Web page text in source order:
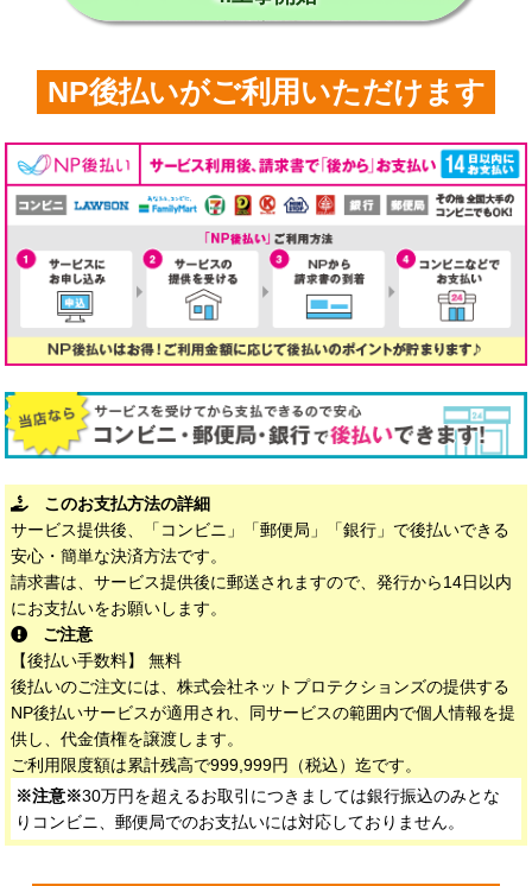
NP後払いがご利用いただけます
このお支払方法の詳細
サービス提供後、「コンビニ」「郵便局」「銀行」で後払いできる
安心・簡単な決済方法です。
請求書は、サービス提供後に郵送されますので、発行から14日以内
にお支払いをお願いします。
ご注意
【後払い手数料】 無料
後払いのご注文には、株式会社ネットプロテクションズの提供する
NP後払いサービスが適用され、同サービスの範囲内で個人情報を提
供し、代金債権を譲渡します。
ご利用限度額は累計残高で999,999円（税込）迄です。
※注意※30万円を超えるお取引につきましては銀行振込のみとな
りコンビニ、郵便局でのお支払いには対応しておりません。